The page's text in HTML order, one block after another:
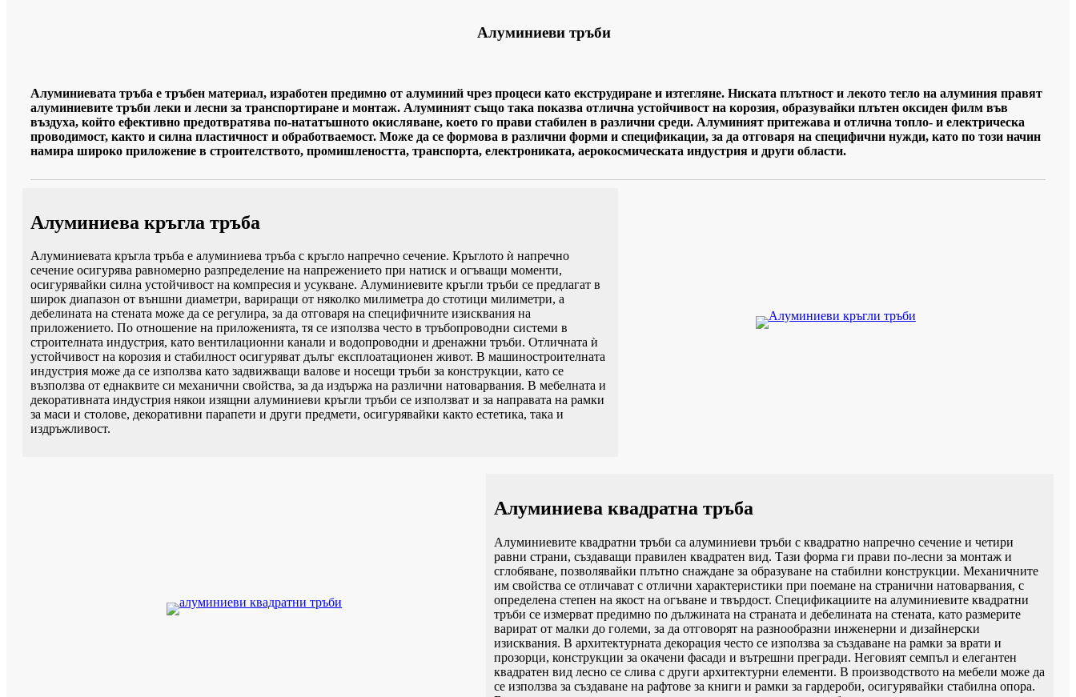
Алуминиеви тръби
Алуминиевата тръба е тръбен материал, изработен предимно от алуминий чрез процеси като екструдиране и изтегляне. Ниската плътност и лекото тегло на алуминия правят
алуминиевите тръби леки и лесни за транспортиране и монтаж. Алуминият също така показва отлична устойчивост на корозия, образувайки плътен оксиден филм във
въздуха, който ефективно предотвратява по-нататъшното окисляване, което го прави стабилен в различни среди. Алуминият притежава и отлична топло- и електрическа
проводимост, както и силна пластичност и обработваемост. Може да се формова в различни форми и спецификации, за да отговаря на специфични нужди, като по този начин
намира широко приложение в строителството, промишлеността, транспорта, електрониката, аерокосмическата индустрия и други области.
Алуминиева кръгла тръба
Алуминиевата кръгла тръба е алуминиева тръба с кръгло напречно сечение. Кръглото ѝ напречно
сечение осигурява равномерно разпределение на напрежението при натиск и огъващи моменти,
осигурявайки силна устойчивост на компресия и усукване. Алуминиевите кръгли тръби се предлагат в
широк диапазон от външни диаметри, вариращи от няколко милиметра до стотици милиметри, а
дебелината на стената може да се регулира, за да отговаря на специфичните изисквания на
приложението. По отношение на приложенията, тя се използва често в тръбопроводни системи в
строителната индустрия, като вентилационни канали и водопроводни и дренажни тръби. Отличната ѝ
устойчивост на корозия и стабилност осигуряват дълъг експлоатационен живот. В машиностроителната
индустрия може да се използва като задвижващи валове и носещи тръби за конструкции, като се
възползва от еднаквите си механични свойства, за да издържа на различни натоварвания. В мебелната и
декоративната индустрия някои изящни алуминиеви кръгли тръби се използват и за направата на рамки
за маси и столове, декоративни парапети и други предмети, осигурявайки както естетика, така и
издръжливост.
Алуминиева квадратна тръба
Алуминиевите квадратни тръби са алуминиеви тръби с квадратно напречно сечение и четири
равни страни, създаващи правилен квадратен вид. Тази форма ги прави по-лесни за монтаж и
сглобяване, позволявайки плътно снаждане за образуване на стабилни конструкции. Механичните
им свойства се отличават с отлични характеристики при поемане на странични натоварвания, с
определена степен на якост на огъване и твърдост. Спецификациите на алуминиевите квадратни
тръби се измерват предимно по дължината на страната и дебелината на стената, като размерите
варират от малки до големи, за да отговорят на разнообразни инженерни и дизайнерски
изисквания. В архитектурната декорация често се използва за създаване на рамки за врати и
прозорци, конструкции за окачени фасади и вътрешни прегради. Неговият семпъл и елегантен
квадратен вид лесно се слива с други архитектурни елементи. В производството на мебели може да
се използва за създаване на рафтове за книги и рамки за гардероби, осигурявайки стабилна опора.